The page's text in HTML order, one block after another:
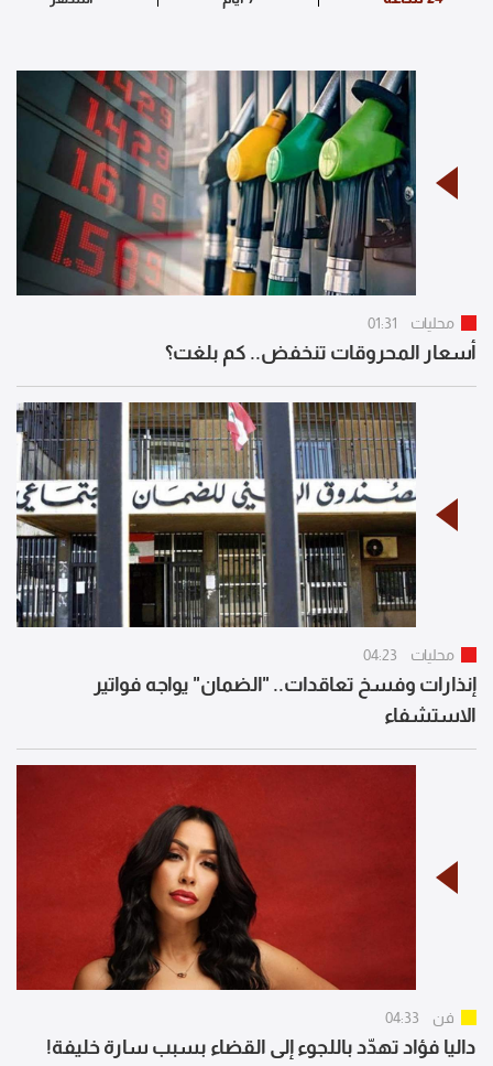
محليات 01:31
أسعار المحروقات تنخفض.. كم بلغت؟
محليات 04:23
إنذارات وفسخ تعاقدات.. "الضمان" يواجه فواتير
الاستشفاء
فن 04:33
داليا فؤاد تهدّد باللجوء إلى القضاء بسبب سارة خليفة!